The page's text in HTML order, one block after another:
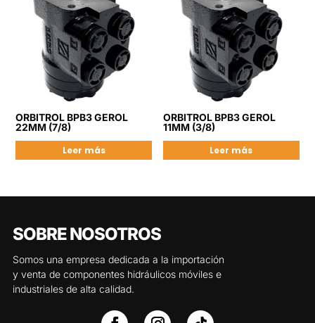
ORBITROL BPB3 GEROL
22MM (7/8)
Leer más
ORBITROL BPB3 GEROL
11MM (3/8)
Leer más
SOBRE NOSOTROS
Somos una empresa dedicada a la importación
y venta de componentes hidráulicos móviles e
industriales de alta calidad.